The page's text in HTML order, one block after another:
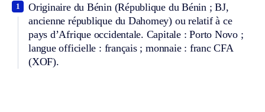
Originaire du Bénin (République du Bénin ; BJ,
ancienne république du Dahomey) ou relatif à ce
pays d’Afrique occidentale. Capitale : Porto Novo ;
langue officielle : français ; monnaie : franc CFA
(XOF).
1